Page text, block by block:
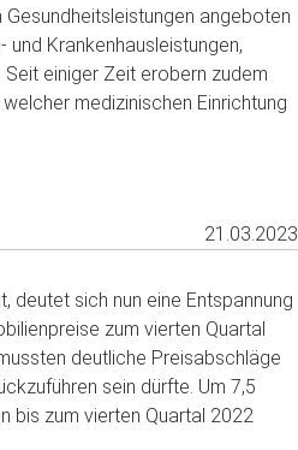
angeboten
Krankenhausleistungen,
einiger Zeit erobern zudem
medizinischen Einrichtung
21.03.2023
deutet sich nun eine Entspannung
zum vierten Quartal
deutliche Preisabschläge
sein dürfte. Um 7,5
bis zum vierten Quartal 2022